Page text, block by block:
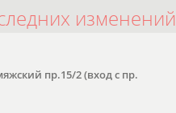
изменений
пр.15/2 (вход с пр.